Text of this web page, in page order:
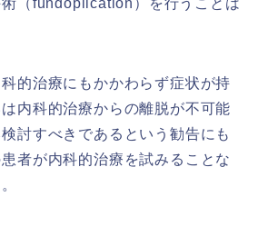
（fundoplication）を行うことは
的治療にもかかわらず症状が持
内科的治療からの離脱が不可能
討すべきであるという勧告にも
者が内科的治療を試みることな